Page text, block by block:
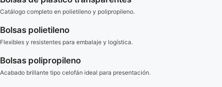
Catálogo completo en polietileno y polipropileno.
Bolsas polietileno
Flexibles y resistentes para embalaje y logística.
Bolsas polipropileno
Acabado brillante tipo celofán ideal para presentación.